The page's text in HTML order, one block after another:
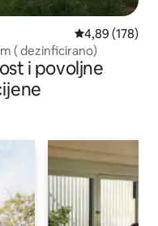
Prosječna
4,89 (178)
( dezinficirano)
i povoljne